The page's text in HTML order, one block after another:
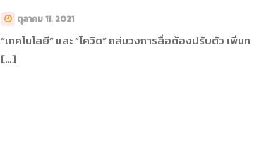
ตุลาคม 11, 2021
“เทคโนโลยี” และ “โควิด” ถล่มวงการสื่อต้องปรับตัว เพิ่มท
[…]